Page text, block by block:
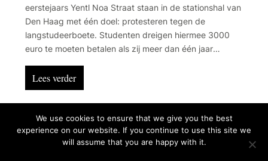
eerstejaars Yentl Noa Straat staan in de stationshal van
Den Haag met één doel: protesteren tegen de
langstudeerboete. Studenten dreigen hiermee 3000
euro te moeten betalen als zij meer dan één jaar
een halfjaar huur!’
Lees verder
Privacy
Cookies
Deze website is afkomstig van de School voor Journalistiek
We use cookies to ensure that we give you the best
experience on our website. If you continue to use this site we
will assume that you are happy with it.